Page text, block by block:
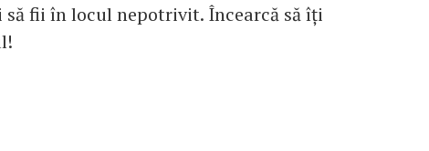
fii în locul nepotrivit. Încearcă să îți